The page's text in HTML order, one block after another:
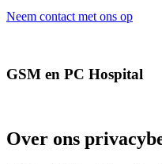
Neem contact met ons op
GSM en PC Hospital
Over ons